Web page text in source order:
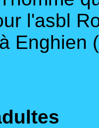
l'asbl
Enghien